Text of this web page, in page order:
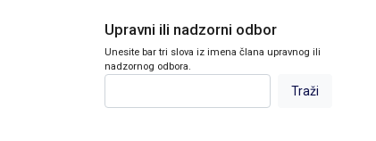
Upravni ili nadzorni odbor
Unesite bar tri slova iz imena člana upravnog ili
nadzornog odbora.